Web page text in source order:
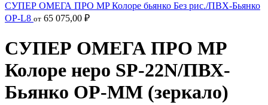
СУПЕР ОМЕГА ПРО MP Колоре бьянко Без рис./ПВХ-Бьянко
OP-L8 от 65 075,00 ₽
СУПЕР ОМЕГА ПРО MP
Колоре неро SP-22N/ПВХ-
Бьянко OP-MM (зеркало)